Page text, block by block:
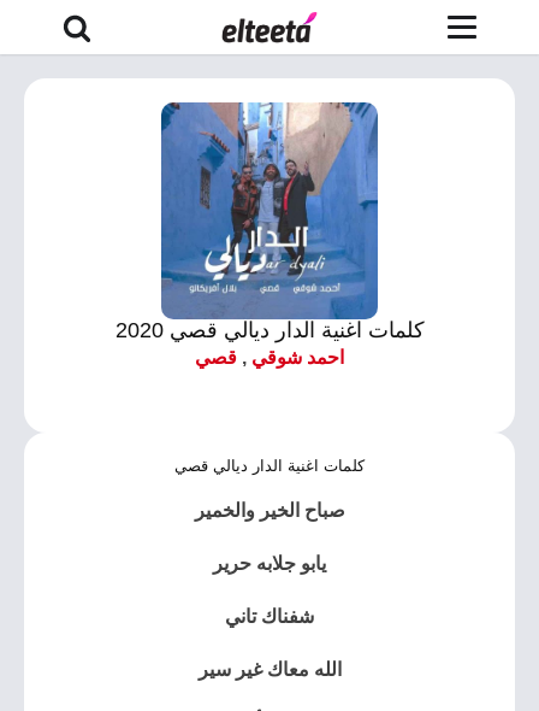
كلمات اغنية الدار ديالي قصي 2020
احمد شوقي , قصي
كلمات اغنية الدار ديالي قصي
صباح الخير والخمير
يابو جلابه حرير
شفناك تاني
الله معاك غير سير